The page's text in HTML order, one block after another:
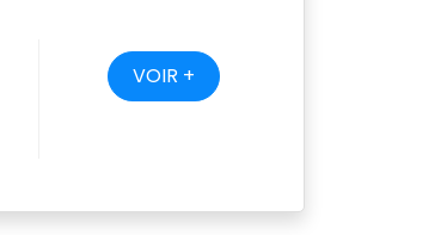
VOIR +